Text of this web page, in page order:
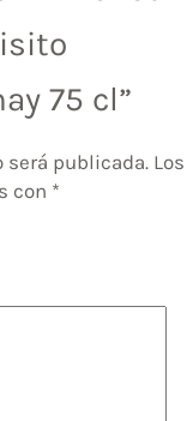
75 cl”
será publicada. Los
con *